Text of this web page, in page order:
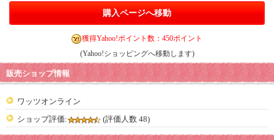
購入ページへ移動
獲得Yahoo!ポイント数：450ポイント
(Yahoo!ショッピングへ移動します)
販売ショップ情報
ワッツオンライン
ショップ評価:
(評価人数 48)